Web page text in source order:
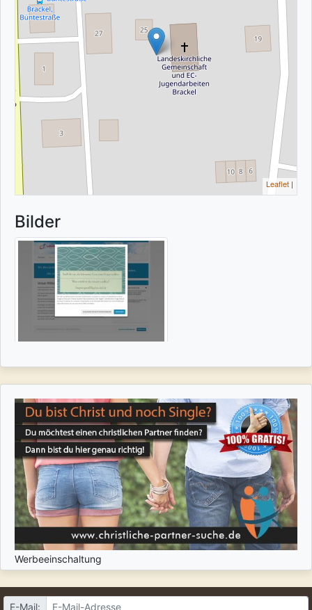
Leaflet |
Bilder
Werbeeinschaltung
E-Mail: